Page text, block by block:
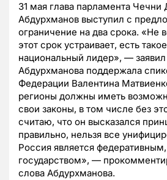
31 мая глава парламента Чечни
Абдурхманов выступил с
ограничение на два срока. «Не
этот срок устраивает, есть
национальный лидер», —
Абдурхманова поддержала
Федерации Валентина
регионы должны иметь
свои законы, в том числе без
считаю, что он высказался
правильно, нельзя все
Россия является
государством», —
слова Абдурхманова.